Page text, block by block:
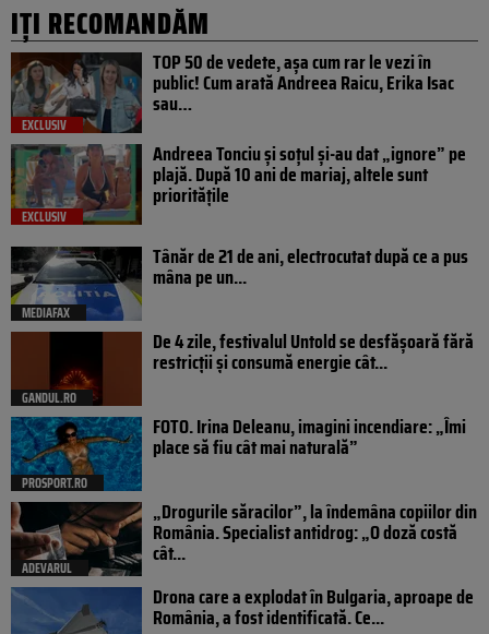
IȚI RECOMANDĂM
EXCLUSIV
TOP 50 de vedete, așa cum rar le vezi în
public! Cum arată Andreea Raicu, Erika Isac
sau…
EXCLUSIV
Andreea Tonciu și soțul și-au dat „ignore” pe
plajă. După 10 ani de mariaj, altele sunt
prioritățile
MEDIAFAX
Tânăr de 21 de ani, electrocutat după ce a pus
mâna pe un...
GANDUL.RO
De 4 zile, festivalul Untold se desfășoară fără
restricții și consumă energie cât...
PROSPORT.RO
FOTO. Irina Deleanu, imagini incendiare: „Îmi
place să fiu cât mai naturală”
ADEVARUL
„Drogurile săracilor”, la îndemâna copiilor din
România. Specialist antidrog: „O doză costă
cât...
Drona care a explodat în Bulgaria, aproape de
România, a fost identificată. Ce...